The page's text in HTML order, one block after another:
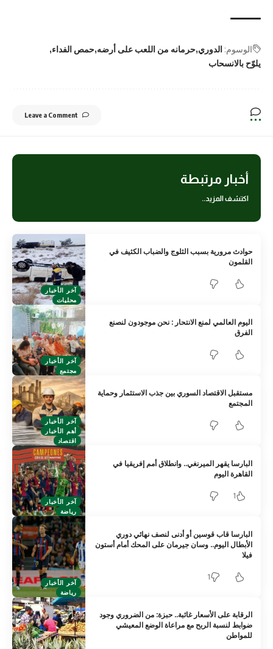
الوسوم: الدوري حرمانه من اللعب على أرضه حمص الفداء
يلوّح بالانسحاب
Leave a Comment
أخبار مرتبطة
اكتشف المزيد..
آخر الأخبار
محليات
حوادث مرورية بسبب الثلوج والضباب الكثيف في
القلمون
آخر الأخبار
مجتمع
اليوم العالمي لمنع الانتحار : نحن موجودون لنصنع
الفرق
آخر الأخبار
أهم الأخبار
اقتصاد
مستقبل الاقتصاد السوري بين جذب الاستثمار وحماية
المجتمع
آخر الأخبار
رياضة
البارسا يقهر الميرنغي.. وانطلاق أمم إفريقيا في
القاهرة اليوم
1
آخر الأخبار
رياضة
البارسا قاب قوسين أو أدنى لنصف نهائي دوري
الأبطال اليوم.. وسان جيرمان على المحك أمام أستون
فيلا
1
الرقابة على الأسعار غائبة.. حبزة: من الضروري وجود
ضوابط لنسبة الربح مع مراعاة الوضع المعيشي
للمواطن